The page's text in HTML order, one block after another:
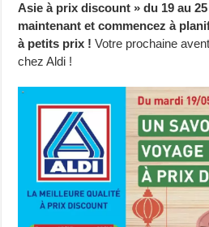
Asie à prix discount » du 19 au
maintenant et commencez à
à petits prix ! Votre prochaine
chez Aldi !